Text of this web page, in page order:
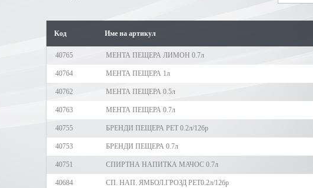
Kод Име на артикул
40765 МЕНТА ПЕЩЕРА ЛИМОН 0.7л
40764 МЕНТА ПЕЩЕРА 1л
40762 МЕНТА ПЕЩЕРА 0.5л
40763 МЕНТА ПЕЩЕРА 0.7л
40755 БРЕНДИ ПЕЩЕРА PET 0.2л/12бр
40753 БРЕНДИ ПЕЩЕРА 0.7л
40751 СПИРТНА НАПИТКА МАЧОС 0.7л
40684 СП. НАП. ЯМБОЛ.ГРОЗД РЕТ0.2л/12бр